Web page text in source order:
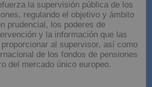
la supervisión pública de los
regulando el objetivo y ámbito
prudencial, los poderes de
y la información que las
al supervisor, así como
de los fondos de pensiones
del mercado único europeo.